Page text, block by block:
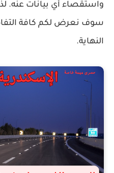
واستقصاء أي بيانات عنه.
سوف نعرض لكم كافة
النهاية.